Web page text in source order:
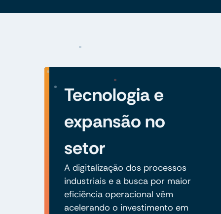
Tecnologia e
expansão no
setor
A digitalização dos processos
industriais e a busca por maior
eficiência operacional vêm
acelerando o investimento em